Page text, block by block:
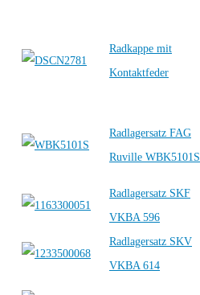
Radkappe mit
Kontaktfeder
Radlagersatz FAG
Ruville WBK5101S
Radlagersatz SKF
VKBA 596
Radlagersatz SKV
VKBA 614